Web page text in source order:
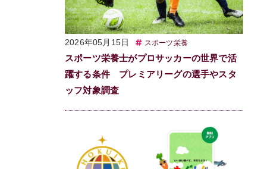
2026年05月15日 スポーツ栄養
スポーツ栄養士がプロサッカーの世界で活
躍する条件 プレミアリーグの選手やスタ
ッフ対象調査